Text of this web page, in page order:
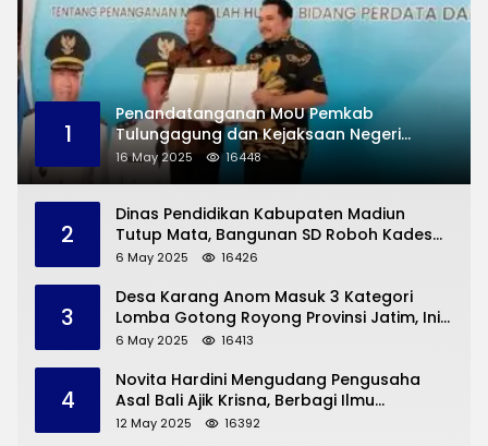
1
Penandatanganan MoU Pemkab
Tulungagung dan Kejaksaan Negeri
Permasalahan Hukum
16 May 2025 16448
2
Dinas Pendidikan Kabupaten Madiun
Tutup Mata, Bangunan SD Roboh Kades
Dermorejo Bangun Pakai Dana Pribadi
6 May 2025 16426
3
Desa Karang Anom Masuk 3 Kategori
Lomba Gotong Royong Provinsi Jatim, Ini
yang Disampaikan Sekda Trenggalek
6 May 2025 16413
4
Novita Hardini Mengudang Pengusaha
Asal Bali Ajik Krisna, Berbagi Ilmu
Pengembangan Pariwisata dan UMKM
12 May 2025 16392